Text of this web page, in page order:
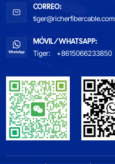
CORREO:
tiger@richerfibercable.com
MÓVIL/WHATSAPP:
Tiger:
+8615066233850